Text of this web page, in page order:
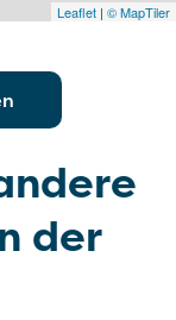
Leaflet | © MapTiler
der